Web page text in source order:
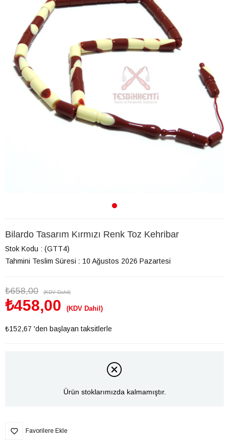
Bilardo Tasarım Kırmızı Renk Toz Kehribar
Stok Kodu
(GTT4)
Tahmini Teslim Süresi : 10 Ağustos 2026 Pazartesi
₺658,00 (KDV Dahil)
₺458,00 (KDV Dahil)
₺152,67 'den başlayan taksitlerle
Ürün stoklarımızda kalmamıştır.
Favorilere Ekle